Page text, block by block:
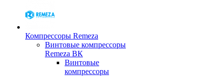
Компрессоры Remeza
Винтовые компрессоры
Remeza ВК
Винтовые
компрессоры